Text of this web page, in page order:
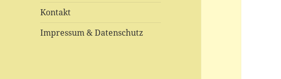
Kontakt
Impressum & Datenschutz